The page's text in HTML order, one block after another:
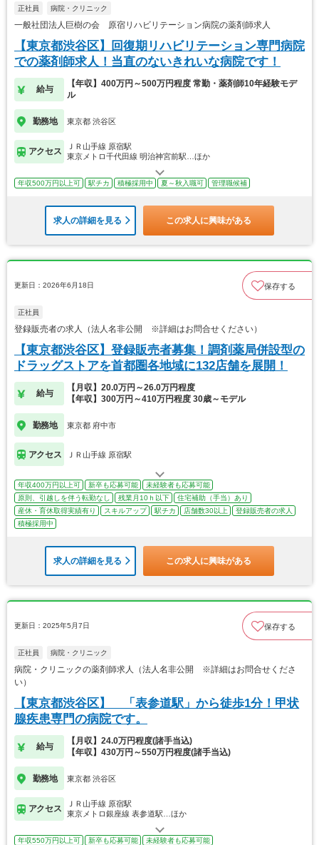
正社員 病院・クリニック
一般社団法人巨樹の会 原宿リハビリテーション病院の薬剤師求人
【東京都渋谷区】回復期リハビリテーション専門病院
での薬剤師求人！当直のないきれいな病院です！
給与
【年収】400万円～500万円程度 常勤・薬剤師10年経験モデ
ル
勤務地 東京都 渋谷区
アクセス
ＪＲ山手線 原宿駅
東京メトロ千代田線 明治神宮前駅…ほか
年収500万円以上可 駅チカ 積極採用中 夏～秋入職可 管理職候補
求人の詳細を見る この求人に興味がある
更新日：2026年6月18日 保存する
正社員
登録販売者の求人（法人名非公開 ※詳細はお問合せください）
【東京都渋谷区】登録販売者募集！調剤薬局併設型の
ドラッグストアを首都圏各地域に132店舗を展開！
給与
【月収】20.0万円～26.0万円程度
【年収】300万円～410万円程度 30歳～モデル
勤務地 東京都 府中市
アクセス ＪＲ山手線 原宿駅
年収400万円以上可 新卒も応募可能
未経験者も応募可能
原則、引越しを伴う転勤なし
残業月10ｈ以下
住宅補助（手当）あり
産休・育休取得実績有り
スキルアップ 駅チカ 店舗数30以上
登録販売者の求人
積極採用中
求人の詳細を見る この求人に興味がある
更新日：2025年5月7日 保存する
正社員 病院・クリニック
病院・クリニックの薬剤師求人（法人名非公開 ※詳細はお問合せくださ
い）
【東京都渋谷区】 「表参道駅」から徒歩1分！甲状
腺疾患専門の病院です。
給与
【月収】24.0万円程度(諸手当込)
【年収】430万円～550万円程度(諸手当込)
勤務地 東京都 渋谷区
アクセス
ＪＲ山手線 原宿駅
東京メトロ銀座線 表参道駅…ほか
年収550万円以上可 新卒も応募可能
未経験者も応募可能